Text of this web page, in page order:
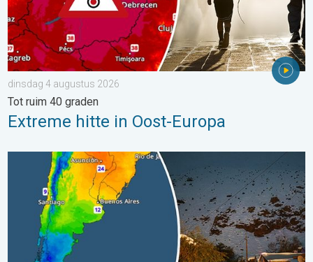
dinsdag 4 augustus 2026
Tot ruim 40 graden
Extreme hitte in Oost-Europa
Wintergroet uit het zuidelijk halfrond. Veel sneeuw in de